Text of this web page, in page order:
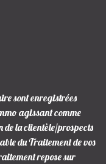
sont enregistrées
agissant comme
la clientèle/prospects
du Traitement de vos
repose sur